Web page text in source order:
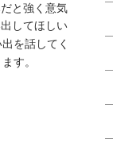
と強く意気
してほしい
を話してく
す。